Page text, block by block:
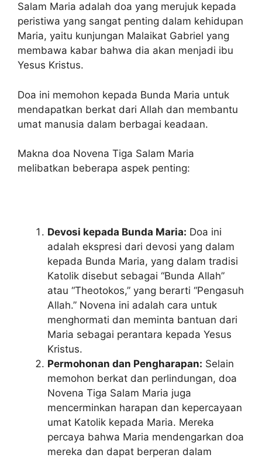
Salam Maria adalah doa yang merujuk kepada
peristiwa yang sangat penting dalam kehidupan
Maria, yaitu kunjungan Malaikat Gabriel yang
membawa kabar bahwa dia akan menjadi ibu
Yesus Kristus.
Doa ini memohon kepada Bunda Maria untuk
mendapatkan berkat dari Allah dan membantu
umat manusia dalam berbagai keadaan.
Makna doa Novena Tiga Salam Maria
melibatkan beberapa aspek penting:
Devosi kepada Bunda Maria: Doa ini
adalah ekspresi dari devosi yang dalam
kepada Bunda Maria, yang dalam tradisi
Katolik disebut sebagai “Bunda Allah”
atau “Theotokos,” yang berarti “Pengasuh
Allah.” Novena ini adalah cara untuk
menghormati dan meminta bantuan dari
Maria sebagai perantara kepada Yesus
Kristus.
Permohonan dan Pengharapan: Selain
memohon berkat dan perlindungan, doa
Novena Tiga Salam Maria juga
mencerminkan harapan dan kepercayaan
umat Katolik kepada Maria. Mereka
percaya bahwa Maria mendengarkan doa
mereka dan dapat berperan dalam